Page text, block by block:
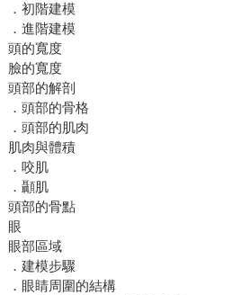
．初階建模
．進階建模
頭的寬度
臉的寬度
頭部的解剖
．頭部的骨格
．頭部的肌肉
肌肉與體積
．咬肌
．顳肌
頭部的骨點
眼
眼部區域
．建模步驟
．眼睛周圍的結構